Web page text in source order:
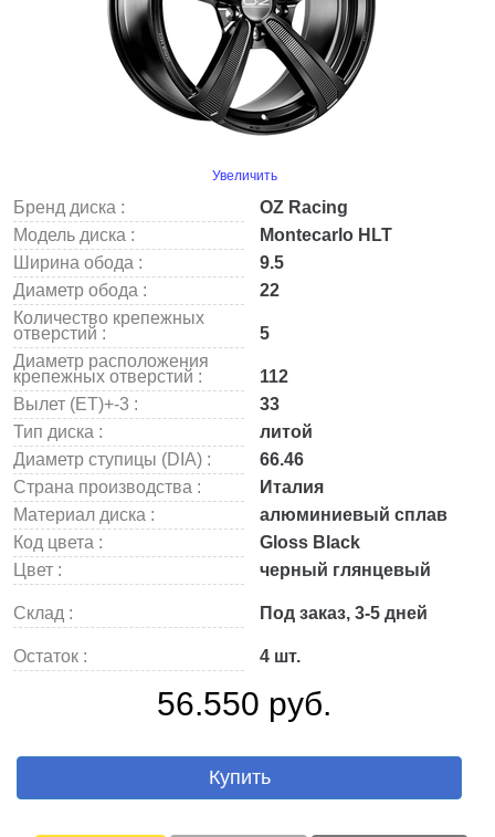
Увеличить
Бренд диска :
OZ Racing
Модель диска :
Montecarlo HLT
Ширина обода :
9.5
Диаметр обода :
22
Количество крепежных
отверстий :
5
Диаметр расположения
крепежных отверстий :
112
Вылет (ET)+-3 :
33
Тип диска :
литой
Диаметр ступицы (DIA) :
66.46
Страна производства :
Италия
Материал диска :
алюминиевый сплав
Код цвета :
Gloss Black
Цвет :
черный глянцевый
Склад : Под заказ, 3-5 дней
Остаток : 4 шт.
56.550 руб.
Купить